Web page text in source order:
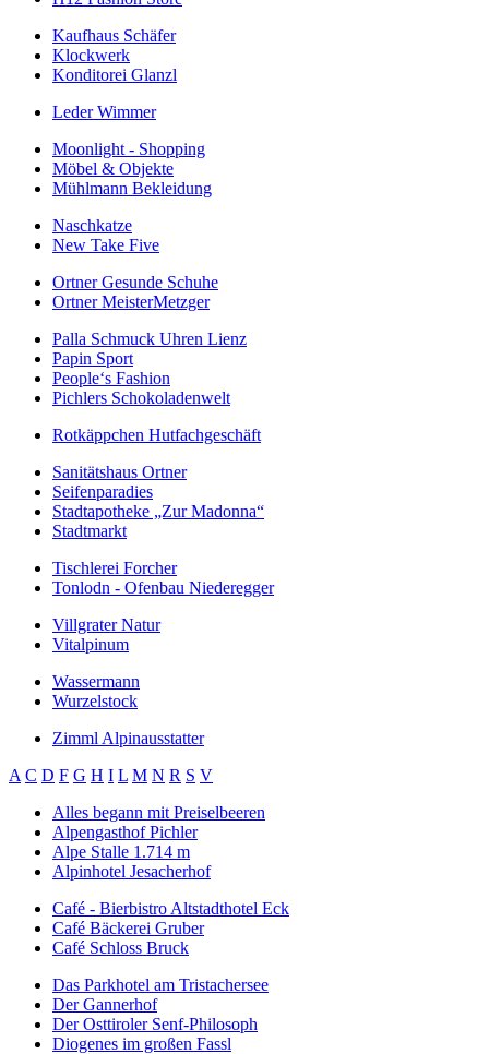
Kaufhaus Schäfer
Klockwerk
Konditorei Glanzl
Leder Wimmer
Moonlight - Shopping
Möbel & Objekte
Mühlmann Bekleidung
Naschkatze
New Take Five
Ortner Gesunde Schuhe
Ortner MeisterMetzger
Palla Schmuck Uhren Lienz
Papin Sport
People‘s Fashion
Pichlers Schokoladenwelt
Rotkäppchen Hutfachgeschäft
Sanitätshaus Ortner
Seifenparadies
Stadtapotheke „Zur Madonna“
Stadtmarkt
Tischlerei Forcher
Tonlodn - Ofenbau Niederegger
Villgrater Natur
Vitalpinum
Wassermann
Wurzelstock
Zimml Alpinausstatter
A C D F G H I L M N R S V
Alles begann mit Preiselbeeren
Alpengasthof Pichler
Alpe Stalle 1.714 m
Alpinhotel Jesacherhof
Café - Bierbistro Altstadthotel Eck
Café Bäckerei Gruber
Café Schloss Bruck
Das Parkhotel am Tristachersee
Der Gannerhof
Der Osttiroler Senf-Philosoph
Diogenes im großen Fassl